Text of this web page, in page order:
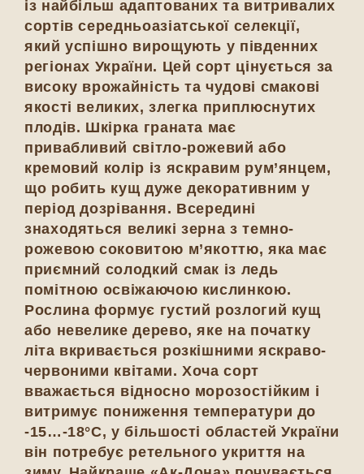
із найбільш адаптованих та витривалих
сортів середньоазіатської селекції,
який успішно вирощують у південних
регіонах України. Цей сорт цінується за
високу врожайність та чудові смакові
якості великих, злегка приплюснутих
плодів. Шкірка граната має
привабливий світло-рожевий або
кремовий колір із яскравим рум’янцем,
що робить кущ дуже декоративним у
період дозрівання. Всередині
знаходяться великі зерна з темно-
рожевою соковитою м’якоттю, яка має
приємний солодкий смак із ледь
помітною освіжаючою кислинкою.
Рослина формує густий розлогий кущ
або невелике дерево, яке на початку
літа вкривається розкішними яскраво-
червоними квітами. Хоча сорт
вважається відносно морозостійким і
витримує пониження температури до
-15…-18°C, у більшості областей України
він потребує ретельного укриття на